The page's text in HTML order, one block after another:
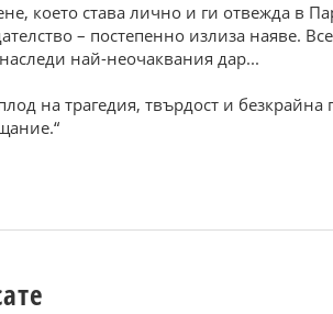
което става лично и ги отвежда в
– постепенно излиза наяве.
най-неочаквания дар...
на трагедия, твърдост и безкрайна